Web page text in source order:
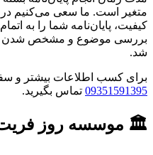
متغیر است. ما سعی می‌کنیم در
کیفیت، پایان‌نامه شما را به
بررسی موضوع و مشخص شدن
شد.
برای کسب اطلاعات بیشتر و
09351591395 تماس بگیرید.
🏛 موسسه روز